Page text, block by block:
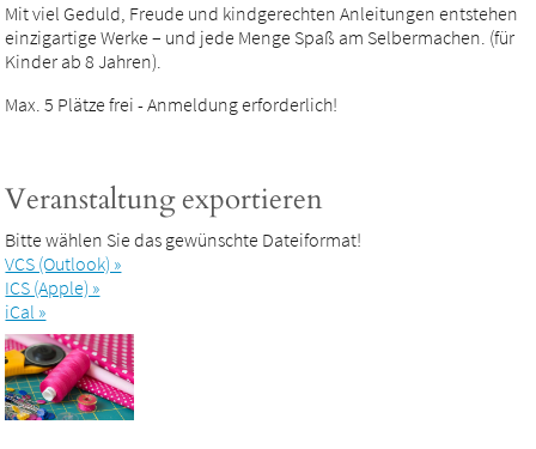
Mit viel Geduld, Freude und kindgerechten Anleitungen entstehen
einzigartige Werke – und jede Menge Spaß am Selbermachen. (für
Kinder ab 8 Jahren).
Max. 5 Plätze frei - Anmeldung erforderlich!
Veranstaltung exportieren
Bitte wählen Sie das gewünschte Dateiformat!
VCS (Outlook) »
ICS (Apple) »
iCal »